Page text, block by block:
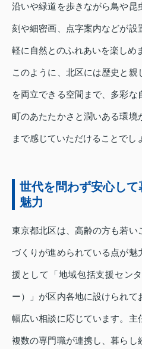
沿いや緑道を歩きながら鳥や昆
刻や細密画、点字案内などが設
軽に自然とのふれあいを楽しめ
このように、北区には歴史と
を両立できる空間まで、多彩
町のあたたかさと潤いある環境
まで感じていただけることでし
世代を問わず安心し
魅力
東京都北区は、高齢の方も若い
づくりが進められている点が魅
援として「地域包括支援セン
ー）」が区内各地に設けられ
幅広い相談に応じています。主
複数の専門職が連携し、暮らし